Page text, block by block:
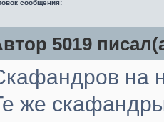
сообщения:
5019
на
же